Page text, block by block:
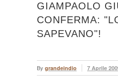
GIAMPAOLO
CONFERMA:
SAPEVANO"!
By grandeindio 7 Aprile